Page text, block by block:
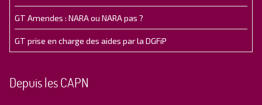
GT Amendes : NARA ou NARA pas ?
GT prise en charge des aides par la DGFiP
Depuis les CAPN